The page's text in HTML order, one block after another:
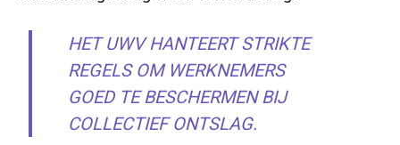
HET UWV HANTEERT STRIKTE
REGELS OM WERKNEMERS
GOED TE BESCHERMEN BIJ
COLLECTIEF ONTSLAG.